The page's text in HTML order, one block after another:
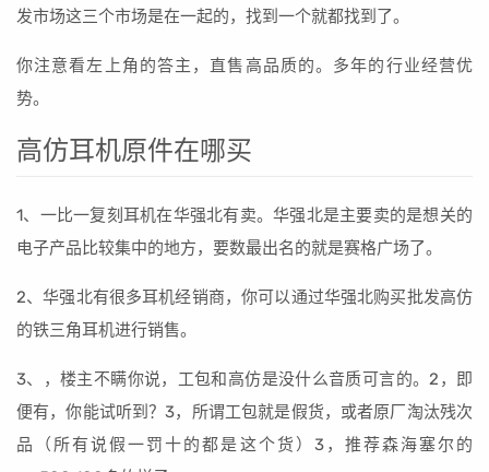
发市场这三个市场是在一起的，找到一个就都找到了。
你注意看左上角的答主，直售高品质的。多年的行业经营优
势。
高仿耳机原件在哪买
1、一比一复刻耳机在华强北有卖。华强北是主要卖的是想关的
电子产品比较集中的地方，要数最出名的就是赛格广场了。
2、华强北有很多耳机经销商，你可以通过华强北购买批发高仿
的铁三角耳机进行销售。
3、，楼主不瞒你说，工包和高仿是没什么音质可言的。2，即
便有，你能试听到？3，所谓工包就是假货，或者原厂淘汰残次
品（所有说假一罚十的都是这个货）3，推荐森海塞尔的